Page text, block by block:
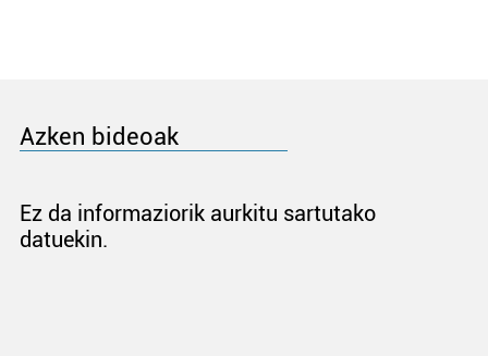
Azken bideoak
Ez da informaziorik aurkitu sartutako
datuekin.